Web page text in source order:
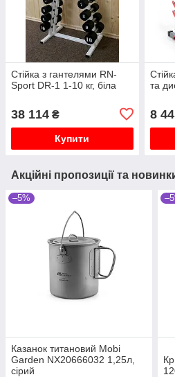
Стійка з гантелями RN-
Sport DR-1 1-10 кг, біла
38 114 ₴
Купити
та
8
Акційні пропозиції та
–5%
Казанок титановий Mobi
Garden NX20666032 1,25л,
сірий